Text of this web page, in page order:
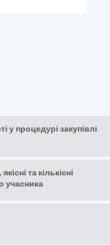
у процедурі закупівлі
та кількісні
учасника